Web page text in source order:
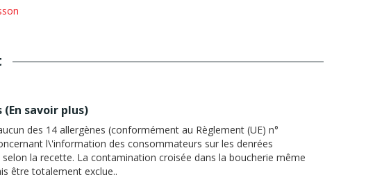
(En savoir plus)
des 14 allergènes (conformément au Règlement (UE) n°
l\'information des consommateurs sur les denrées
la recette. La contamination croisée dans la boucherie même
être totalement exclue..